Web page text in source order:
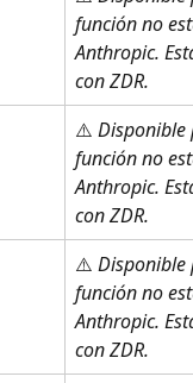
función no
Anthropic.
con ZDR.
⚠️ Disponible
función no
Anthropic.
con ZDR.
⚠️ Disponible
función no
Anthropic.
con ZDR.